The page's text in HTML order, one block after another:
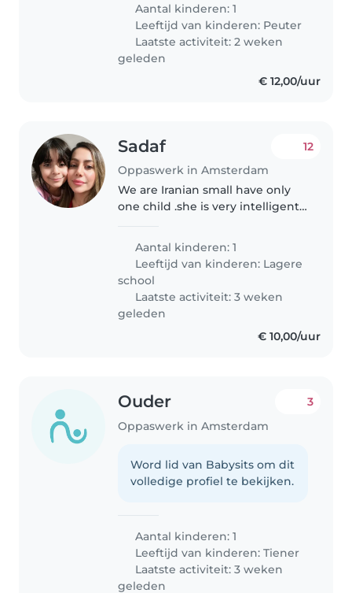
energieke peuter kan zorgen.
We zoeken iemand die het niet
erg vindt..
Aantal kinderen: 1
Leeftijd van kinderen: Peuter
Laatste activiteit: 2 weken
geleden
€ 12,00/uur
Sadaf
Oppaswerk in Amsterdam
12
We are Iranian small have only
one child .she is very intelligent
Aantal kinderen: 1
Leeftijd van kinderen: Lagere
school
Laatste activiteit: 3 weken
geleden
€ 10,00/uur
Ouder
Oppaswerk in Amsterdam
3
Word lid van Babysits om dit
volledige profiel te bekijken.
Aantal kinderen: 1
Leeftijd van kinderen:Tiener
Laatste activiteit: 3 weken
geleden